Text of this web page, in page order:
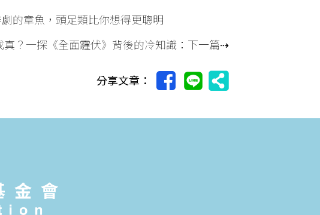
的章魚，頭足類比你想得更聰明
真？一探《全面霾伏》背後的冷知識 ：下一篇⇢
分享文章：